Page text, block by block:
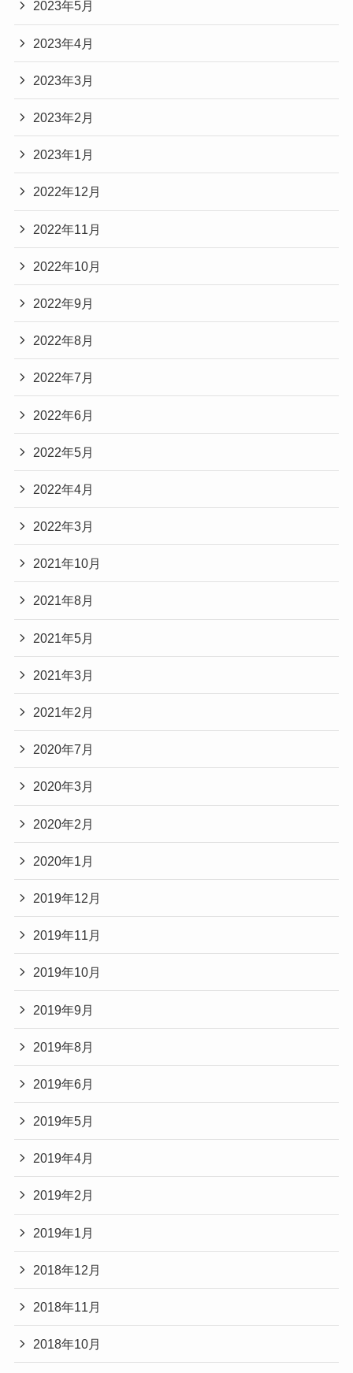
2023年5月
2023年4月
2023年3月
2023年2月
2023年1月
2022年12月
2022年11月
2022年10月
2022年9月
2022年8月
2022年7月
2022年6月
2022年5月
2022年4月
2022年3月
2021年10月
2021年8月
2021年5月
2021年3月
2021年2月
2020年7月
2020年3月
2020年2月
2020年1月
2019年12月
2019年11月
2019年10月
2019年9月
2019年8月
2019年6月
2019年5月
2019年4月
2019年2月
2019年1月
2018年12月
2018年11月
2018年10月